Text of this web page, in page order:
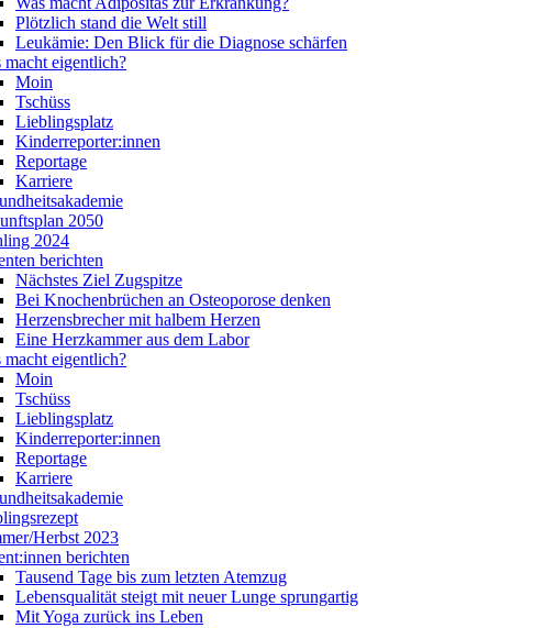
Plötzlich stand die Welt still
Leukämie: Den Blick für die Diagnose schärfen
macht eigentlich?
Moin
Tschüss
Lieblingsplatz
Kinderreporter:innen
Reportage
Karriere
2050
2024
berichten
Nächstes Ziel Zugspitze
Bei Knochenbrüchen an Osteoporose denken
Herzensbrecher mit halbem Herzen
Eine Herzkammer aus dem Labor
macht eigentlich?
Moin
Tschüss
Lieblingsplatz
Kinderreporter:innen
Reportage
Karriere
Herbst 2023
berichten
Tausend Tage bis zum letzten Atemzug
Lebensqualität steigt mit neuer Lunge sprungartig
Mit Yoga zurück ins Leben